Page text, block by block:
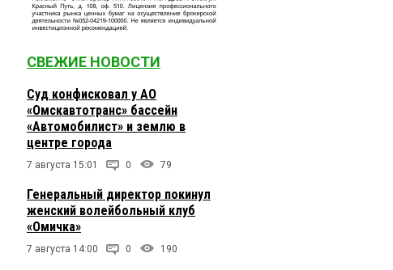
СВЕЖИЕ НОВОСТИ
Суд конфисковал у АО
«Омскавтотранс» бассейн
«Автомобилист» и землю в
центре города
7 августа 15:01 0 79
Генеральный директор покинул
женский волейбольный клуб
«Омичка»
7 августа 14:00 0 190